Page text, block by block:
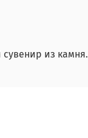
сувенир из камня.